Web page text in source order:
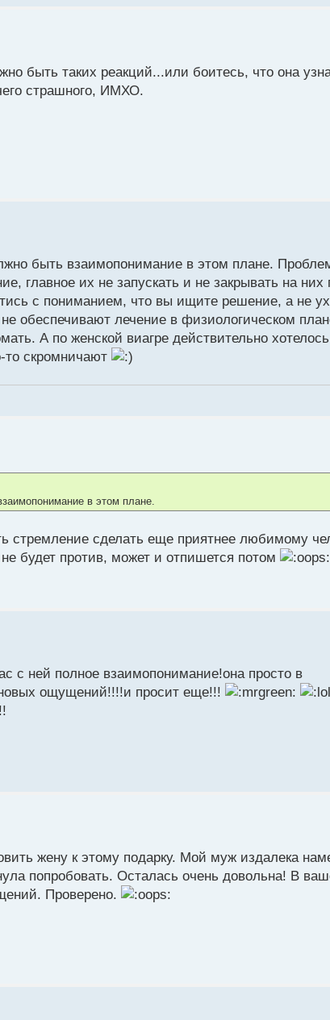
быть таких реакций...или боитесь, что она
страшного, ИМХО.
быть взаимопонимание в этом плане.
главное их не запускать и не закрывать на них
с пониманием, что вы ищите решение, а не
обеспечивают лечение в физиологическом
А по женской виагре действительно
скромничают
в этом плане.
стремление сделать еще приятнее любимому
будет против, может и отпишется потом
с ней полное взаимопонимание!она просто в
ощущений!!!!и просит еще!!!
жену к этому подарку. Мой муж издалека
попробовать. Осталась очень довольна! В
Проверено.